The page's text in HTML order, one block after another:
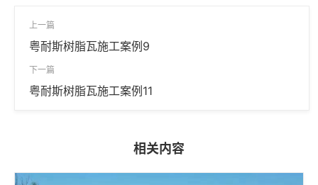
上一篇
粤耐斯树脂瓦施工案例9
下一篇
粤耐斯树脂瓦施工案例11
相关内容